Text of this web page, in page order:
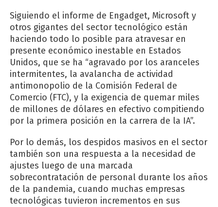
Siguiendo el informe de Engadget, Microsoft y
otros gigantes del sector tecnológico están
haciendo todo lo posible para atravesar en
presente económico inestable en Estados
Unidos, que se ha “agravado por los aranceles
intermitentes, la avalancha de actividad
antimonopolio de la Comisión Federal de
Comercio (FTC), y la exigencia de quemar miles
de millones de dólares en efectivo compitiendo
por la primera posición en la carrera de la IA”.
Por lo demás, los despidos masivos en el sector
también son una respuesta a la necesidad de
ajustes luego de una marcada
sobrecontratación de personal durante los años
de la pandemia, cuando muchas empresas
tecnológicas tuvieron incrementos en sus